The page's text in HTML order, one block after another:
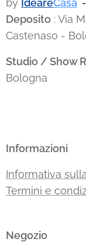
by IdeareCasa -
Deposito : Via
Castenaso -
Studio / Show
Bologna
Informazioni
Informativa
Termini e
Negozio